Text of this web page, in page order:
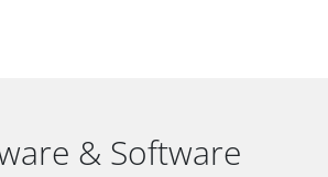
& Software